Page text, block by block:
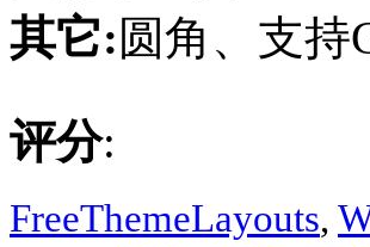
其它:圆角、支持
评分:
FreeThemeLayouts,